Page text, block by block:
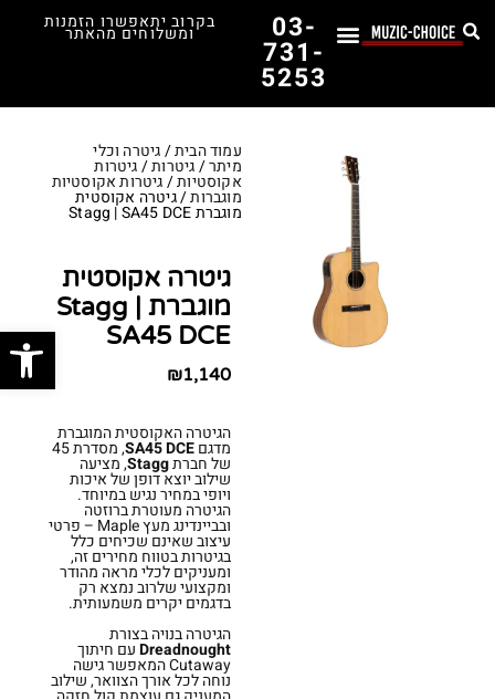
03-
731-
5253
בקרוב יתאפשרו הזמנות
ומשלוחים מהאתר
עמוד הבית/גיטרה וכלי
מיתר/גיטרות/גיטרות
אקוסטיות/גיטרות אקוסטיות
מוגברות/ גיטרה אקוסטית
מוגברת Stagg | SA45 DCE
גיטרה אקוסטית
מוגברת Stagg |
SA45 DCE
₪1,140
הגיטרה האקוסטית המוגברת
מדגםSA45 DCE , מסדרת 45
של חברתStagg, מציעה
שילוב יוצא דופן של איכות
ויופי במחיר נגיש במיוחד.
הגיטרה מעוטרת ברוזטה
ובביינדינג מעץ Maple – פרטי
עיצוב שאינם שכיחים כלל
בגיטרות בטווח מחירים זה,
ומעניקים לכלי מראה מהודר
ומקצועי שלרוב נמצא רק
בדגמים יקרים משמעותית.
הגיטרה בנויה בצורת
Dreadnoughtעם חיתוך
Cutaway המאפשר גישה
נוחה לכל אורך הצוואר, שילוב
פתח